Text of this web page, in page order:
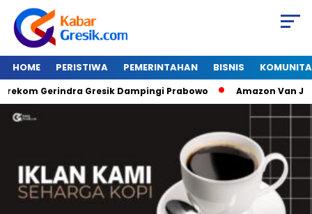
HOME PERISTIWA PEMERINTAHAN BISNIS
Gerindra Gresik Dampingi Prabowo Amazon Van Java